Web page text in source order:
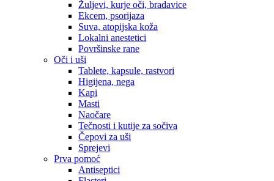
Žuljevi, kurje oči, bradavice
Ekcem, psorijaza
Suva, atopijska koža
Lokalni anestetici
Površinske rane
Oči i uši
Tablete, kapsule, rastvori
Higijena, nega
Kapi
Masti
Naočare
Tečnosti i kutije za sočiva
Čepovi za uši
Sprejevi
Prva pomoć
Antiseptici